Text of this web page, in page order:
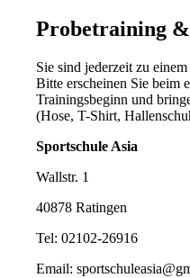
Probetraining &
Sie sind jederzeit zu
Bitte erscheinen Sie beim
Trainingsbeginn und
(Hose, T-Shirt,
Sportschule Asia
Wallstr. 1
40878 Ratingen
Tel: 02102-26916
Email: